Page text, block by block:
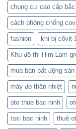
chung cư cao cấp bắc
cách phòng chống
fashion khi bị
Khu đô thị Him Lam
mua bán bất động sản
máy đo thân nhiệt
oto thue bac ninh
taxi bac ninh thuê